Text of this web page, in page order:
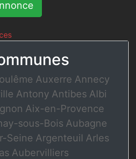
Auxerre Annecy
Antony Antibes Albi
Aix-en-Provence
sous-Bois Aubagne
Seine Argenteuil Arles
Aubervilliers